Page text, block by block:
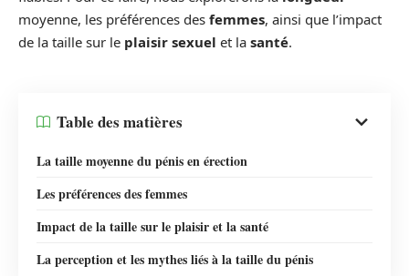
moyenne, les préférences des femmes, ainsi que l’impact
de la taille sur le plaisir sexuel et la santé.
Table des matières
La taille moyenne du pénis en érection
Les préférences des femmes
Impact de la taille sur le plaisir et la santé
La perception et les mythes liés à la taille du pénis